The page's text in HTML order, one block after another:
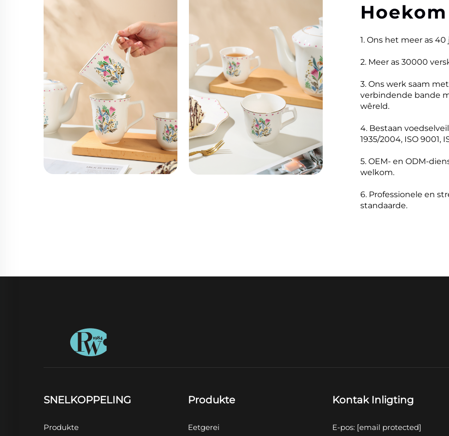
1. Ons het meer as
2. Meer as 30000
3. Ons werk saam
verbindende bande
wêreld.
4. Bestaan
1935/2004, ISO 9001,
5. OEM- en ODM-
welkom.
6. Professionele en
standaarde.
SNELKOPPELING
Produkte
Produkte
Eetgerei
Kontak Inligting
E-pos: [email protected]